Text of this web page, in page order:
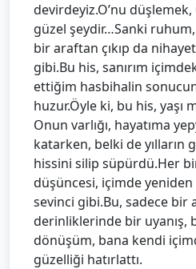
devirdeyiz.O’nu düşlemek,
güzel şeydir…Sanki
bir araftan çıkıp da
gibi.Bu his, sanırım
ettiğim hasbihalin
huzur.Öyle ki, bu his, yaşı
Onun varlığı, hayatıma
katarken, belki de
hissini silip süpürdü.Her
düşüncesi, içimde
sevinci gibi.Bu, sadece
derinliklerinde bir uyanış,
dönüşüm, bana kendi
güzelliği hatırlattı.